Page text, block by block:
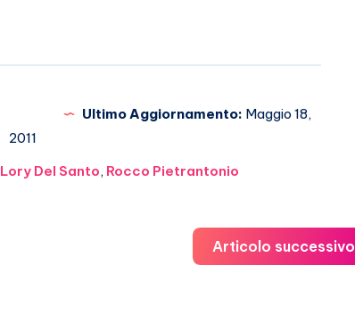
Ultimo Aggiornamento: Maggio 18,
2011
Lory Del Santo, Rocco Pietrantonio
Articolo successivo